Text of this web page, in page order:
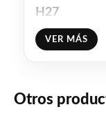
H27
Corriente
VER MÁS
Otros